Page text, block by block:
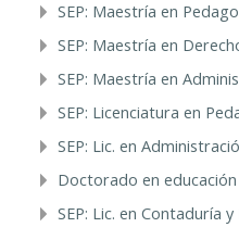
SEP: Maestría en
SEP: Maestría en
SEP: Maestría en
SEP: Licenciatura en
SEP: Lic. en
Doctorado en educación
SEP: Lic. en Contaduría y